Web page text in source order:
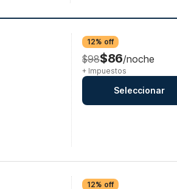
12% off
$98$86/noche
+ Impuestos
Seleccionar
12% off